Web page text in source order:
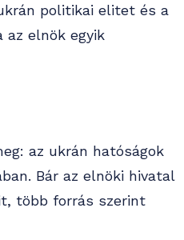
politikai elitet és a
az elnök egyik
az ukrán hatóságok
Bár az elnöki hivatal
több forrás szerint